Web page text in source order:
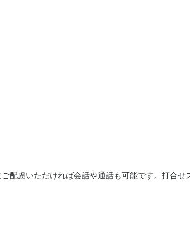
配慮いただければ会話や通話も可能です。打合